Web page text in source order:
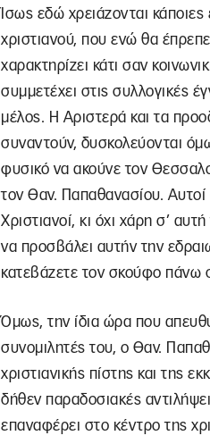
Ίσως εδώ χρειάζονται
χριστιανού, που ενώ θα
χαρακτηρίζει κάτι σαν
συμμετέχει στις συλλογικές
μέλος. Η Αριστερά και τα
συναντούν, δυσκολεύονται
φυσικό να ακούνε τον
τον Θαν. Παπαθανασίου. Αυτοί
Χριστιανοί, κι όχι χάρη σ’
να προσβάλει αυτήν την
κατεβάζετε τον σκούφο πάνω
Όμως, την ίδια ώρα που
συνομιλητές του, ο Θαν.
χριστιανικής πίστης και της
δήθεν παραδοσιακές
επαναφέρει στο κέντρο της